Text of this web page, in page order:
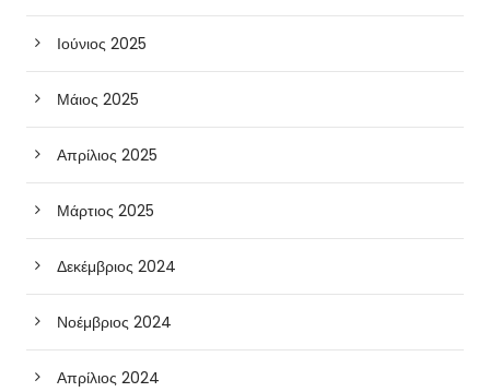
Ιούνιος 2025
Μάιος 2025
Απρίλιος 2025
Μάρτιος 2025
Δεκέμβριος 2024
Νοέμβριος 2024
Απρίλιος 2024